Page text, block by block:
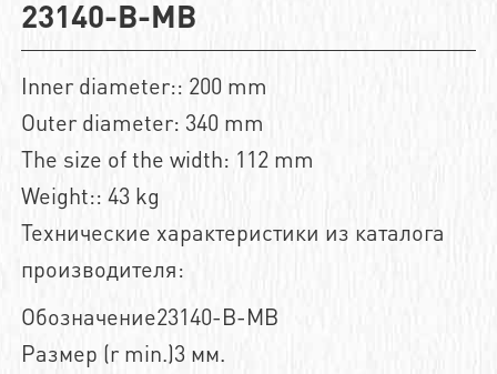
23140-B-MB
Inner diameter:: 200 mm
Outer diameter: 340 mm
The size of the width: 112 mm
Weight:: 43 kg
Технические характеристики из каталога
производителя:
Обозначение23140-B-MB
Размер (r min.)3 мм.